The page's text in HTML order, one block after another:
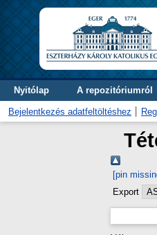
Nyitólap A repozitóriumról
Bejelentkezés adatfeltöltéshez
[pin
Export